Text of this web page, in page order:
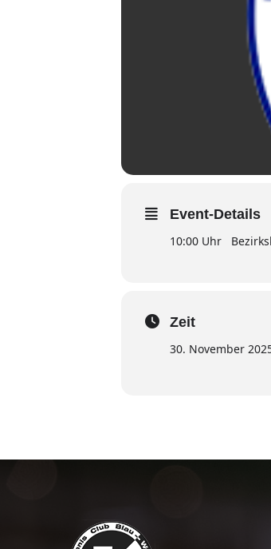
Event-Details
10:00 Uhr
Zeit
30. November